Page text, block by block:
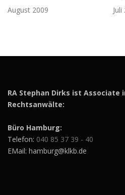
August 2009
Juli
RA Stephan Dirks ist Associate
Rechtsanwälte:
Büro Hamburg:
Telefon: 040 85 37 39 - 40
EMail: hamburg@klkb.de